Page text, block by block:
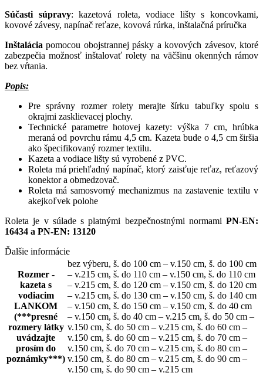
Súčasti súpravy: kazetová roleta, vodiace lišty s koncovkami,
kovové závesy, napínač reťaze, kovová rúrka, inštalačná príručka
Inštaláciapomocou obojstrannej pásky a kovových závesov, ktoré
zabezpečia možnosť inštalovať rolety na väčšinu okenných rámov
bez vŕtania.
Popis:
Pre správny rozmer rolety merajte šírku tabuľky spolu s
okrajmi zasklievacej plochy.
Technické parametre hotovej kazety: výška 7 cm, hrúbka
meraná od povrchu rámu 4,5 cm. Kazeta bude o 4,5 cm širšia
ako špecifikovaný rozmer textilu.
Kazeta a vodiace lišty sú vyrobené z PVC.
Roleta má priehľadný napínač, ktorý zaisťuje reťaz, reťazový
konektor a obmedzovač.
Roleta má samosvorný mechanizmus na zastavenie textilu v
akejkoľvek polohe
Roleta je v súlade s platnými bezpečnostnými normami PN-EN:
16434 a PN-EN: 13120
Ďalšie informácie
Rozmer -
kazeta s
vodiacim
LANKOM
(***presné
rozmery látky
uvádzajte
prosím do
poznámky***)
bez výberu, š. do 100 cm – v.150 cm, š. do 100 cm
– v.215 cm, š. do 110 cm – v.150 cm, š. do 110 cm
– v.215 cm, š. do 120 cm – v.150 cm, š. do 120 cm
– v.215 cm, š. do 130 cm – v.150 cm, š. do 140 cm
– v.150 cm, š. do 150 cm – v.150 cm, š. do 40 cm
– v.150 cm, š. do 40 cm – v.215 cm, š. do 50 cm –
v.150 cm, š. do 50 cm – v.215 cm, š. do 60 cm –
v.150 cm, š. do 60 cm – v.215 cm, š. do 70 cm –
v.150 cm, š. do 70 cm – v.215 cm, š. do 80 cm –
v.150 cm, š. do 80 cm – v.215 cm, š. do 90 cm –
v.150 cm, š. do 90 cm – v.215 cm